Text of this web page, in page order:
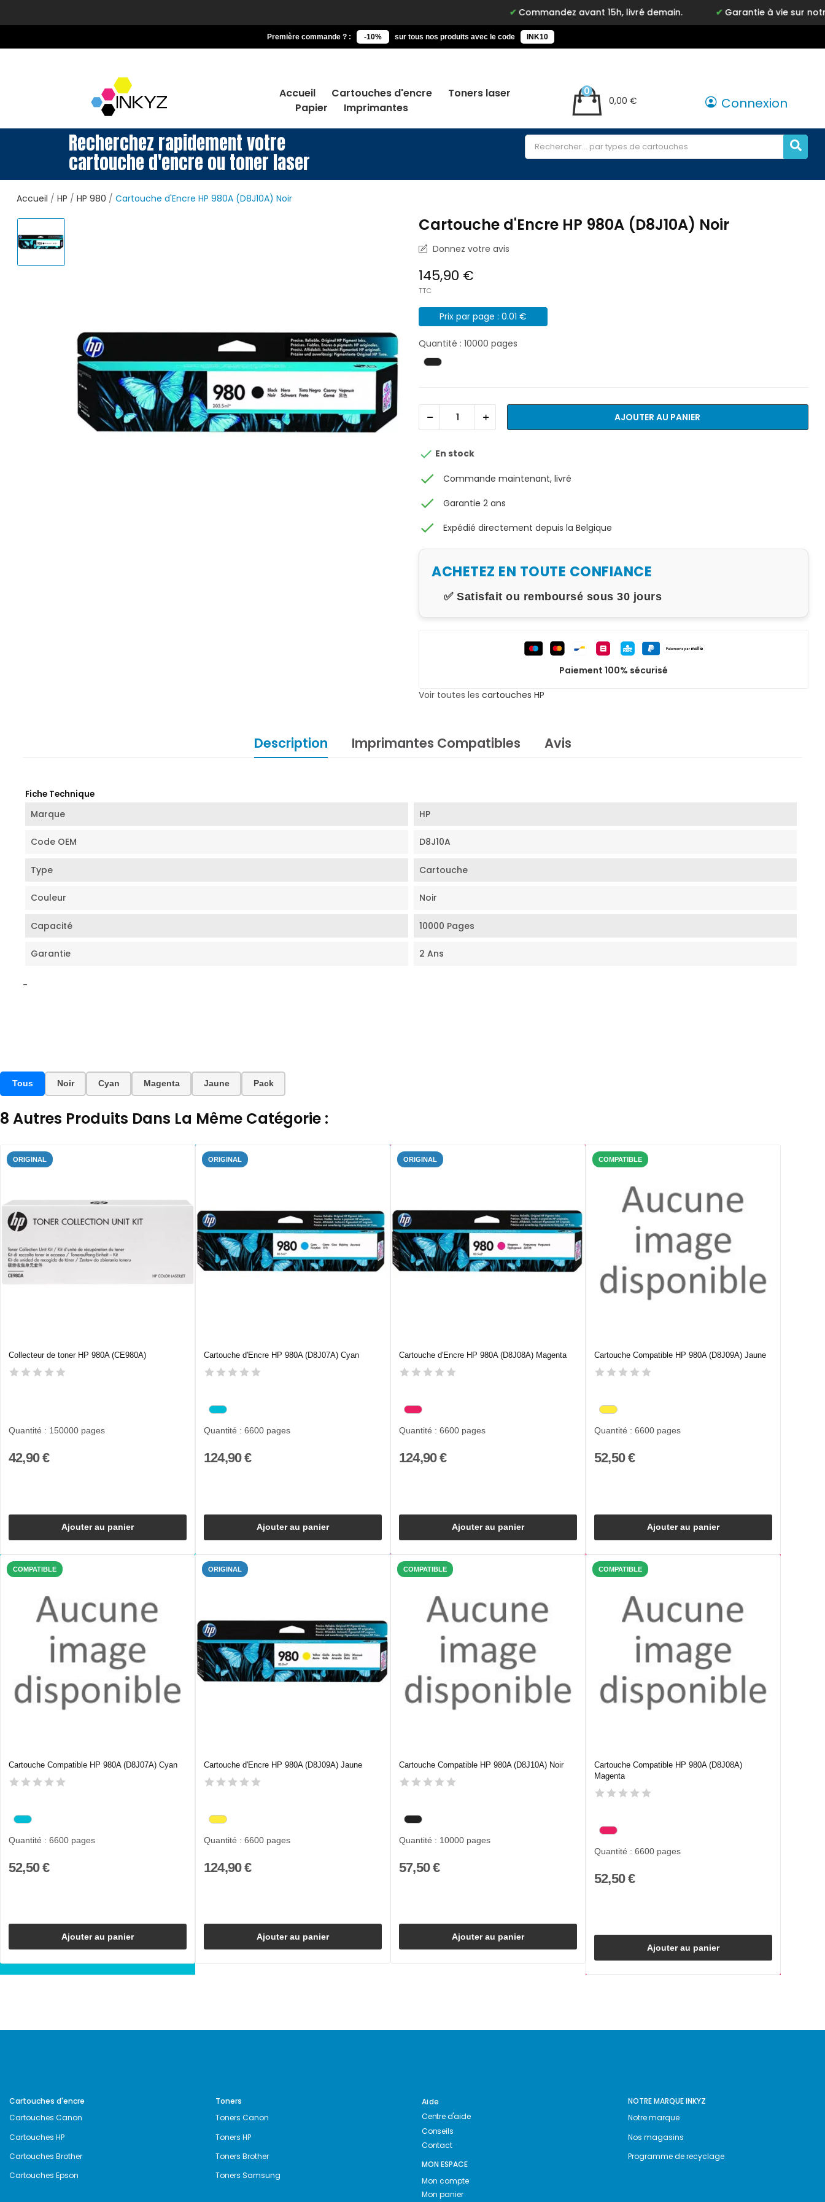
Commandez avant 15h, livré demain. Garantie à vie sur notre marque
Première commande ? : -10% sur tous nos produits avec le code INK10
Accueil Cartouches d'encre
Toners laser
Papier
Imprimantes
0,00 €
0
Connexion
Recherchez rapidement votre
cartouche d'encre ou toner laser
Accueil HP HP 980 Cartouche d'Encre HP 980A (D8J10A) Noir
Cartouche d'Encre HP 980A (D8J10A) Noir
Donnez votre avis
145,90 €
TTC
Prix par page : 0.01 €
Quantité : 10000 pages
AJOUTER AU PANIER
 En stock
check Commande maintenant, livré
check Garantie 2 ans
check Expédié directement depuis la Belgique
ACHETEZ EN TOUTE CONFIANCE
✅ Satisfait ou remboursé sous 30 jours
Paiement 100% sécurisé
Voir toutes les cartouches HP
Description Imprimantes Compatibles Avis
Fiche Technique
Marque HP
Code OEM D8J10A
Type Cartouche
Couleur Noir
Capacité 10000 Pages
Garantie 2 Ans
-
Tous Noir Cyan Magenta Jaune Pack
8 Autres Produits Dans La Même Catégorie :
ORIGINAL
Collecteur de toner HP 980A (CE980A)
Quantité : 150000 pages
42,90 €
Ajouter au panier
ORIGINAL
Cartouche d'Encre HP 980A (D8J07A) Cyan
Quantité : 6600 pages
124,90 €
Ajouter au panier
ORIGINAL
Cartouche d'Encre HP 980A (D8J08A) Magenta
Quantité : 6600 pages
124,90 €
Ajouter au panier
COMPATIBLE
Cartouche Compatible HP 980A (D8J09A) Jaune
Quantité : 6600 pages
52,50 €
Ajouter au panier
COMPATIBLE
Cartouche Compatible HP 980A (D8J07A) Cyan
Quantité : 6600 pages
52,50 €
Ajouter au panier
ORIGINAL
Cartouche d'Encre HP 980A (D8J09A) Jaune
Quantité : 6600 pages
124,90 €
Ajouter au panier
COMPATIBLE
Cartouche Compatible HP 980A (D8J10A) Noir
Quantité : 10000 pages
57,50 €
Ajouter au panier
COMPATIBLE
Cartouche Compatible HP 980A (D8J08A)
Magenta
Quantité : 6600 pages
52,50 €
Ajouter au panier
Cartouches d'encre
Cartouches Canon
Cartouches HP
Cartouches Brother
Cartouches Epson
Toners
Toners Canon
Toners HP
Toners Brother
Toners Samsung
Aide
Centre d'aide
Conseils
Contact
MON ESPACE
Mon compte
Mon panier
NOTRE MARQUE INKYZ
Notre marque
Nos magasins
Programme de recyclage